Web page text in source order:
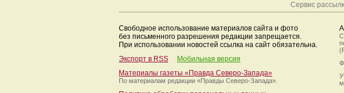
Сервис
Свободное использование материалов сайта и фото
без письменного разрешения редакции запрещается.
При использовании новостей ссылка на сайт обязательна.
Экспорт в RSS
Мобильная версия
Материалы газеты «Правда Северо-Запада»
По материалам редакции «Правды Северо-Запада».